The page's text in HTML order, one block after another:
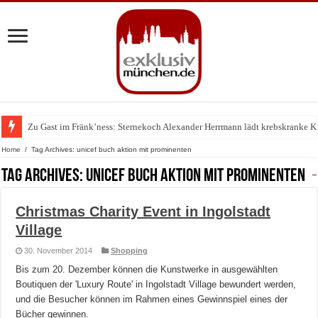
Zu Gast im Fränk’ness: Sternekoch Alexander Herrmann lädt krebskranke
Warum München gerade zum Treffpunkt der Lingerie-Branche wurde
Home / Tag Archives: unicef buch aktion mit prominenten
Tag Archives: unicef buch aktion mit prominenten
Christmas Charity Event in Ingolstadt
Village
30. November 2014 Shopping
Bis zum 20. Dezember können die Kunstwerke in ausgewählten
Boutiquen der 'Luxury Route' in Ingolstadt Village bewundert werden,
und die Besucher können im Rahmen eines Gewinnspiel eines der
Bücher gewinnen.